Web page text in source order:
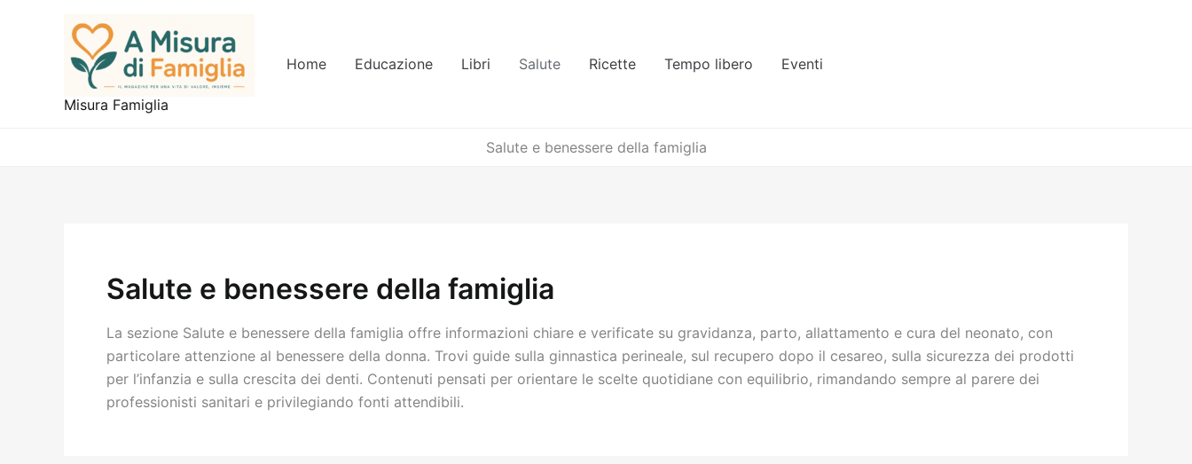
Misura Famiglia
Home Educazione Libri Salute Ricette Tempo libero Eventi
Salute e benessere della famiglia
Salute e benessere della famiglia
La sezione Salute e benessere della famiglia offre informazioni chiare e verificate su gravidanza, parto, allattamento e cura del neonato, con
particolare attenzione al benessere della donna. Trovi guide sulla ginnastica perineale, sul recupero dopo il cesareo, sulla sicurezza dei prodotti
per l’infanzia e sulla crescita dei denti. Contenuti pensati per orientare le scelte quotidiane con equilibrio, rimandando sempre al parere dei
professionisti sanitari e privilegiando fonti attendibili.